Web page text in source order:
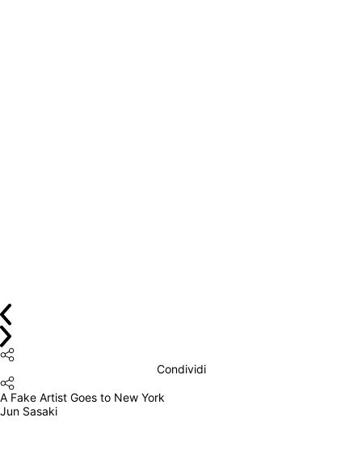
Condividi
A Fake Artist Goes to New York
Jun Sasaki